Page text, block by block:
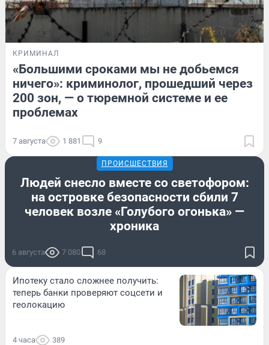
КРИМИНАЛ
«Большими сроками мы не добьемся
ничего»: криминолог, прошедший через
200 зон, — о тюремной системе и ее
проблемах
7 августа 1 881 9
ПРОИСШЕСТВИЯ
Людей снесло вместе со светофором:
на островке безопасности сбили 7
человек возле «Голубого огонька» —
хроника
6 августа 7 080 68
Ипотеку стало сложнее получить:
теперь банки проверяют соцсети и
геолокацию
4 часа 389